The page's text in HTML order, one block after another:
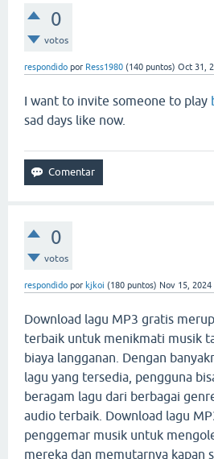
0
votos
respondido por Ress1980 (140 puntos) Oct 31,
I want to invite someone to play
sad days like now.
0
votos
respondido por kjkoi (180 puntos) Nov 15, 2024
Download lagu MP3 gratis
terbaik untuk menikmati musik
biaya langganan. Dengan
lagu yang tersedia, pengguna
beragam lagu dari berbagai
audio terbaik. Download lagu
penggemar musik untuk
mereka dan memutarnya kapan